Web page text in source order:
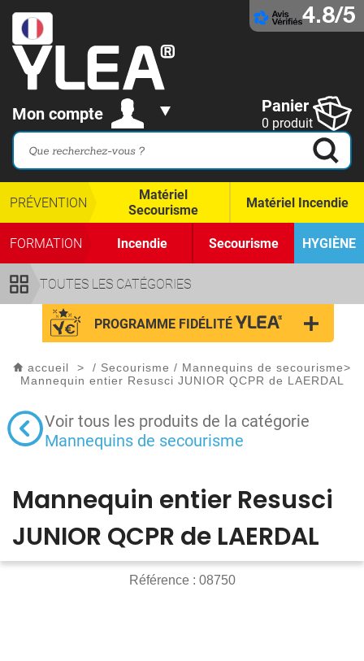
4.8/5
Mon compte Panier
0 produit
TOUTES LES CATÉGORIES
PRÉVENTION
Matériel
Secourisme
Matériel Incendie
FORMATION Incendie Secourisme HYGIÈNE
PROGRAMME FIDÉLITÉ
accueil > / Secourisme / Mannequins de secourisme>
Mannequin entier Resusci JUNIOR QCPR de LAERDAL
Voir tous les produits de la catégorie
Mannequins de secourisme
Mannequin entier Resusci
JUNIOR QCPR de LAERDAL
Référence : 08750